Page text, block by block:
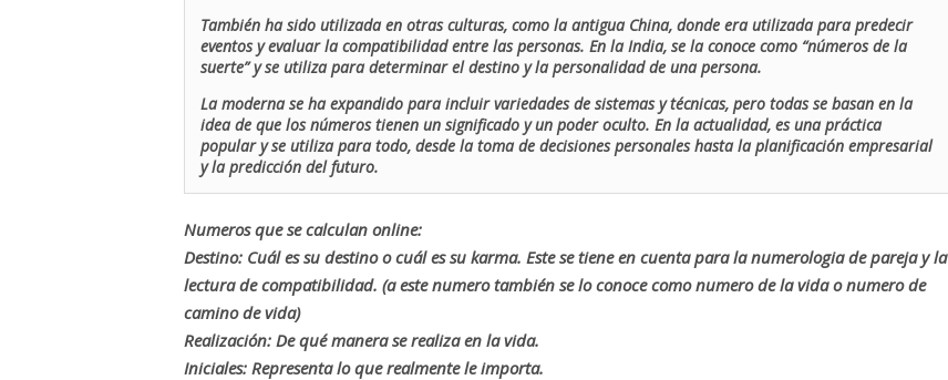
También ha sido utilizada en otras culturas, como la antigua China, donde era utilizada para predecir
eventos y evaluar la compatibilidad entre las personas. En la India, se la conoce como “números de la
suerte” y se utiliza para determinar el destino y la personalidad de una persona.
La moderna se ha expandido para incluir variedades de sistemas y técnicas, pero todas se basan en la
idea de que los números tienen un significado y un poder oculto. En la actualidad, es una práctica
popular y se utiliza para todo, desde la toma de decisiones personales hasta la planificación empresarial
y la predicción del futuro.
Numeros que se calculan online:
Destino: Cuál es su destino o cuál es su karma. Este se tiene en cuenta para la numerologia de pareja y la
lectura de compatibilidad. (a este numero también se lo conoce como numero de la vida o numero de
camino de vida)
Realización: De qué manera se realiza en la vida.
Iniciales: Representa lo que realmente le importa.